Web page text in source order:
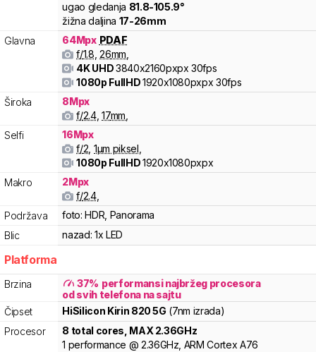
ugao gledanja 81.8-105.9°
žižna daljina 17-26mm
Glavna
64Mpx PDAF
f/1.8 26mm
4K UHD3840x2160pxpx30fps
1080p FullHD1920x1080pxpx30fps
Široka
8Mpx
f/2.4, 17mm
Selfi
16Mpx
f/2 1µm piksel
1080p FullHD1920x1080pxpx
Makro
2Mpx
f/2.4,
Podržava
foto: HDR, Panorama
Blic
nazad: 1x LED
Platforma
Brzina 37% performansi najbržeg procesora
od svih telefona na sajtu
Čipset
HiSilicon Kirin 820 5G (7nm izrada)
Procesor
8 total cores , MAX 2.36GHz
1 performance @ 2.36GHz, ARM Cortex A76